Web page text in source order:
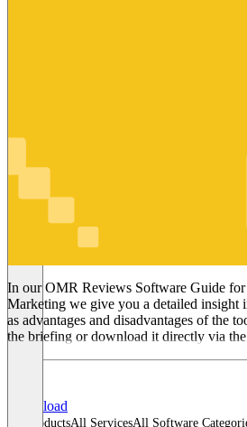
InfluencerMarketing
In our OMR Reviews Software Guide
Marketing we give you a detailed insight
as advantages and disadvantages of the
the briefing or download it directly via
Download
All productsAll ServicesAll Software